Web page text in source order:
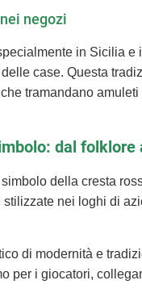
negozi
in Sicilia
case. Questa
tramandano
dal
della cresta
stilizzate nei loghi di
di modernità e
per i giocatori,